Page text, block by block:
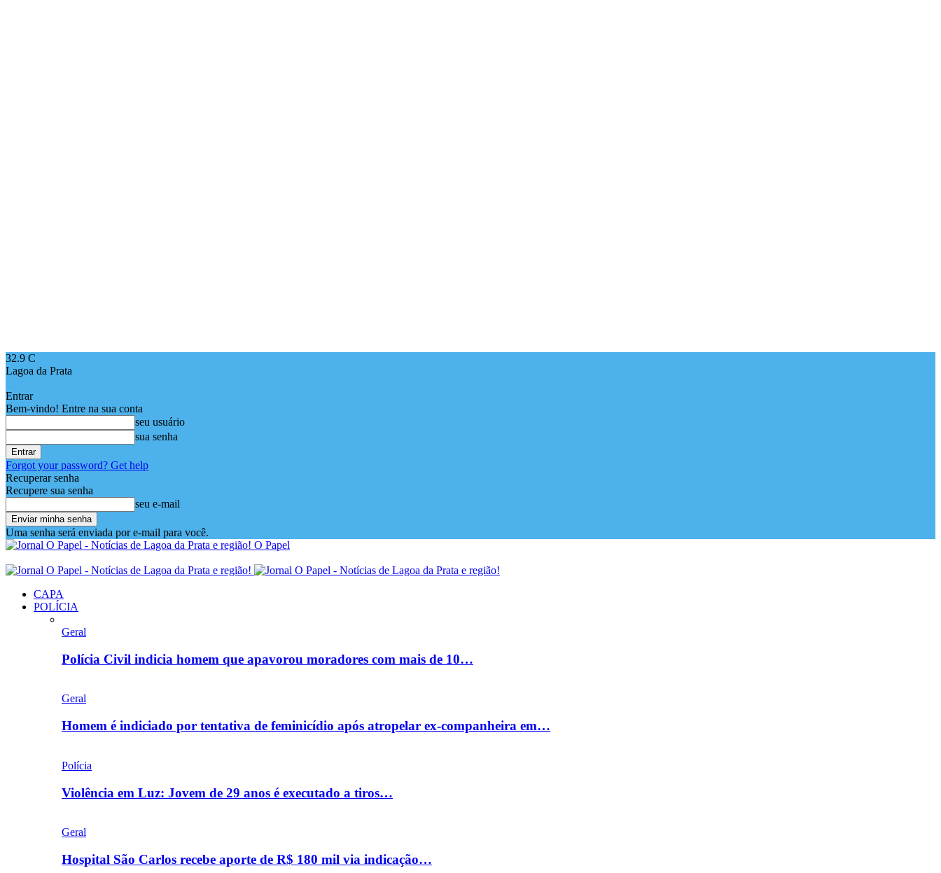
32.9 C
Lagoa da Prata
Entrar
Bem-vindo! Entre na sua conta
seu usuário
sua senha
Forgot your password? Get help
Recuperar senha
Recupere sua senha
seu e-mail
Uma senha será enviada por e-mail para você.
O Papel
CAPA
POLÍCIA
Geral
Polícia Civil indicia homem que apavorou moradores com mais de 10…
Geral
Homem é indiciado por tentativa de feminicídio após atropelar ex-companheira em…
Polícia
Violência em Luz: Jovem de 29 anos é executado a tiros…
Geral
Hospital São Carlos recebe aporte de R$ 180 mil via indicação…